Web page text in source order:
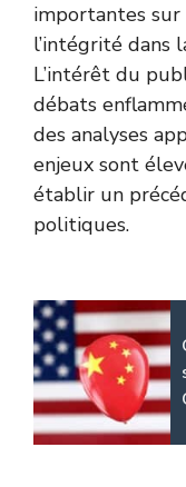
importantes sur
l’intégrité dans
L’intérêt du
débats
des analyses
enjeux sont
établir un
politiques.